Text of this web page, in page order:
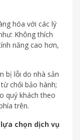
hóa với các lý
Không thích
năng cao hơn,
bị lỗi do nhà sản
chối bảo hành;
quý khách theo
trên.
chọn dịch vụ